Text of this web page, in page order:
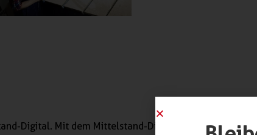
Digital. Mit dem Mittelstand-Digital Netzwerk